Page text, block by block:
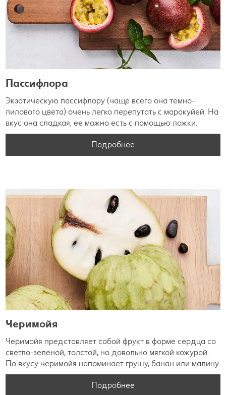
Пассифлора
Экзотическую пассифлору (чаще всего она темно-
лилового цвета) очень легко перепутать с маракуйей. На
вкус она сладкая, ее можно есть с помощью ложки.
Подробнее
Черимойя
Черимойя представляет собой фрукт в форме сердца со
светло-зеленой, толстой, но довольно мягкой кожурой.
По вкусу черимойя напоминает грушу, банан или малину.
Подробнее